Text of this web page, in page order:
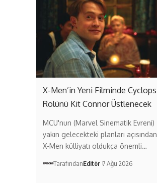
X-Men’in Yeni Filminde Cyclops
Rolünü Kit Connor Üstlenecek
MCU'nun (Marvel Sinematik Evreni)
yakın gelecekteki planları açısından
X-Men külliyatı oldukça önemli…
TarafındanEditör 7 Ağu 2026